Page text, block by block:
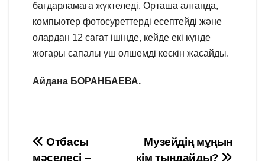
бағдарламаға жүктеледі. Орташа алғанда,
компьютер фотосуреттерді есептейді және
олардан 12 сағат ішінде, кейде екі күнде
жоғары сапалы үш өлшемді кескін жасайды.
Айдана БОРАНБАЕВА.
Навигация
Музейдің мұңын
кім тыңдайды?
Отбасы
мәселесі –